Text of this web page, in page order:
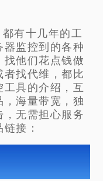
有十几年的工
监控到的各种
他们花点钱做
找代维，都比
具的介绍，互
海量带宽，独
，无需担心服务
接：